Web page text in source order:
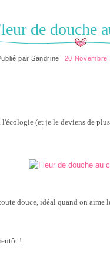
de douche
par Sandrine 20 Novembre
l'écologie (et je le deviens de
douce, idéal quand on aime
!